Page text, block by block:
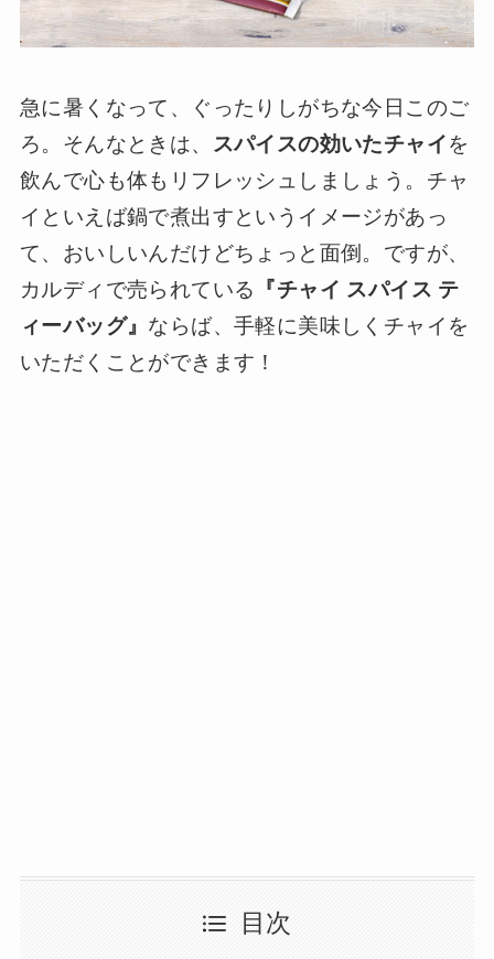
急に暑くなって、ぐったりしがちな今日このご
ろ。そんなときは、
スパイスの効いたチャイを
飲んで心も体もリフレッシュしましょう。チャ
イといえば鍋で煮出すというイメージがあっ
て、おいしいんだけどちょっと面倒。ですが、
カルディで売られている
『チャイ スパイス テ
ィーバッグ』 ならば、手軽に美味しくチャイを
いただくことができます！
目次